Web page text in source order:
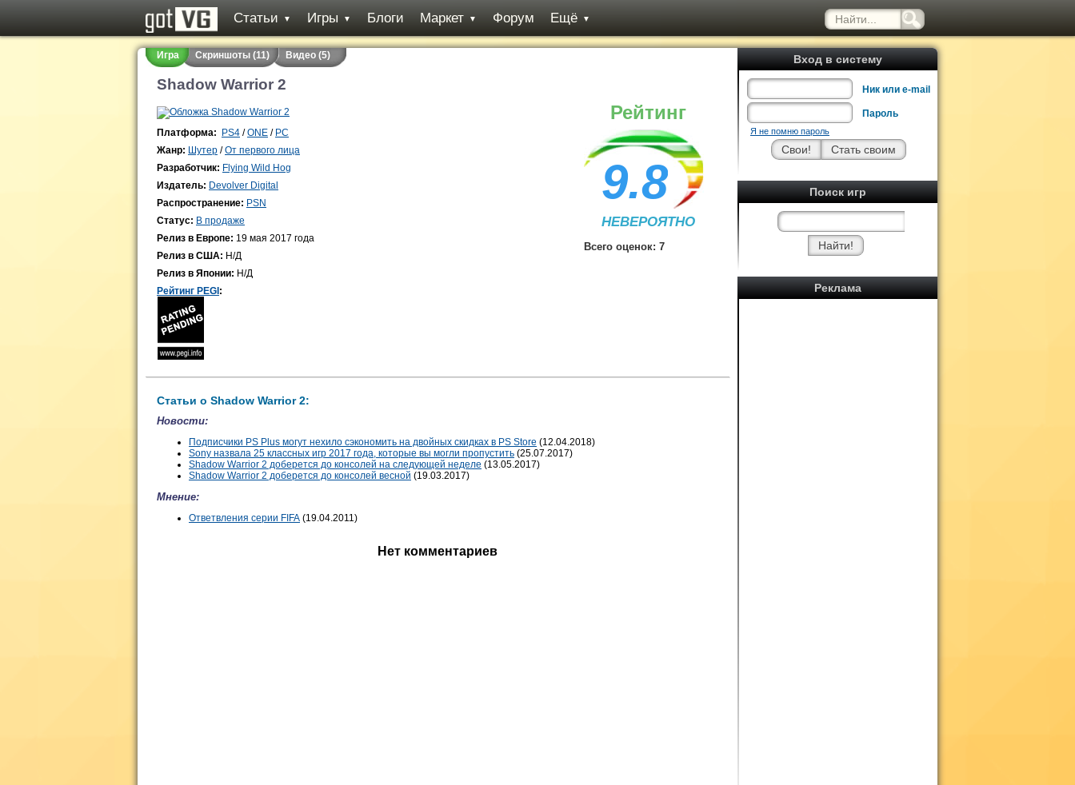
Статьи ▼ Игры ▼ Блоги Маркет ▼ Форум Ещё ▼
Вход в систему
Ник или e-mail
Пароль
Я не помню пароль
Поиск игр
Реклама
Игра Скриншоты (11) Видео (5)
Shadow Warrior 2
Рейтинг
9.8
НЕВЕРОЯТНО
Всего оценок: 7
Платформа: PS4 /ONE / PC
Жанр: Шутер /От первого лица
Разработчик: Flying Wild Hog
Издатель: Devolver Digital
Распространение: PSN
Статус: В продаже
Релиз в Европе: 19 мая 2017 года
Релиз в США: Н/Д
Релиз в Японии: Н/Д
Рейтинг PEGI :
Статьи о Shadow Warrior 2:
Новости:
Подписчики PS Plus могут нехило сэкономить на двойных скидках в PS Store (12.04.2018)
Sony назвала 25 классных игр 2017 года, которые вы могли пропустить (25.07.2017)
Shadow Warrior 2 доберется до консолей на следующей неделе (13.05.2017)
Shadow Warrior 2 доберется до консолей весной (19.03.2017)
Мнение:
Ответвления серии FIFA (19.04.2011)
Нет комментариев